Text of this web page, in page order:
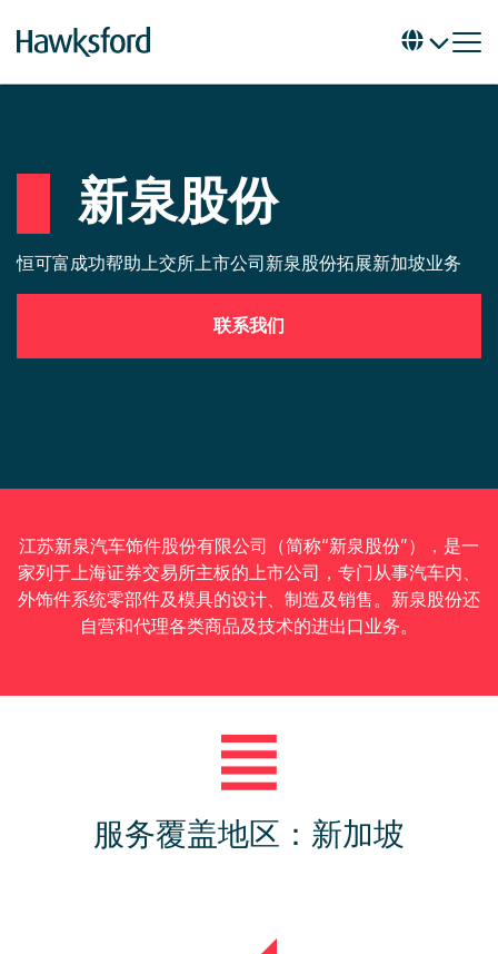
新泉股份
恒可富成功帮助上交所上市公司新泉股份拓展新加坡业务
联系我们
江苏新泉汽车饰件股份有限公司（简称“新泉股份”），是一
家列于上海证券交易所主板的上市公司，专门从事汽车内、
外饰件系统零部件及模具的设计、制造及销售。新泉股份还
自营和代理各类商品及技术的进出口业务。
服务覆盖地区：新加坡